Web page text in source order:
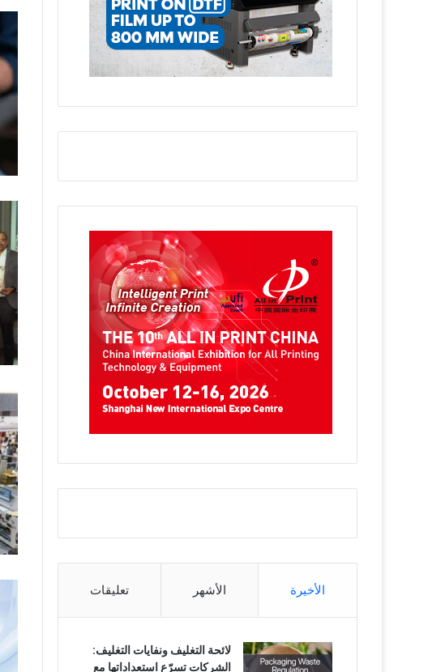
الأخيرة الأشهر تعليقات
لائحة التغليف ونفايات التغليف:
الشركات تسرّع استعداداتها مع